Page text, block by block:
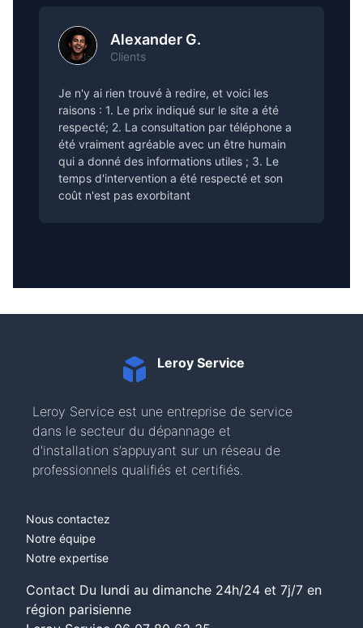
Alexander G.
Clients
Je n'y ai rien trouvé à redire, et voici les
raisons : 1. Le prix indiqué sur le site a été
respecté; 2. La consultation par téléphone a
été vraiment agréable avec un être humain
qui a donné des informations utiles ; 3. Le
temps d'intervention a été respecté et son
coût n'est pas exorbitant
Leroy Service
Leroy Service est une entreprise de service
dans le secteur du dépannage et
d'installation s’appuyant sur un réseau de
professionnels qualifiés et certifiés.
Nous contactez
Notre équipe
Notre expertise
Contact Du lundi au dimanche 24h/24 et 7j/7 en
région parisienne